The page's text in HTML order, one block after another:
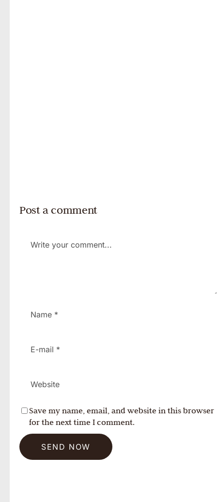
Post a comment
Save my name, email, and website in this browser
for the next time I comment.
SEND NOW